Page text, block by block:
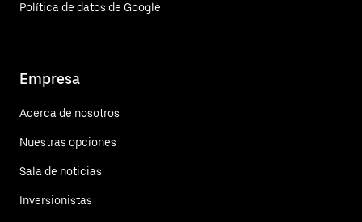
Política de datos de Google
Empresa
Acerca de nosotros
Nuestras opciones
Sala de noticias
Inversionistas